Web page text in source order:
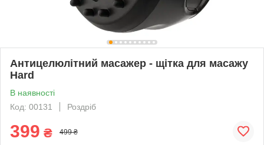
Антицелюлітний масажер - щітка для масажу
Hard
В наявності
Код: 00131
Роздріб
399 ₴ 499 ₴